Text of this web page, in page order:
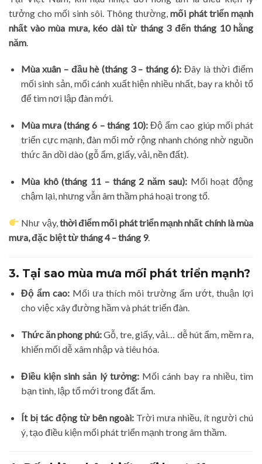
tưởng cho mối sinh sôi. Thông thường,mối phát triển mạnh
nhất vào mùa mưa, kéo dài từ tháng 3 đến tháng 10 hằng
năm
Mùa xuân – đầu hè (tháng 3 – tháng 6): Đây là thời điểm
mối sinh sản, mối cánh xuất hiện nhiều nhất, bay ra khỏi tổ
để tìm nơi lập đàn mới.
Mùa mưa (tháng 6 – tháng 10):Độ ẩm cao giúp mối phát
triển cực mạnh, đàn mối mở rộng nhanh chóng nhờ nguồn
thức ăn dồi dào (gỗ ẩm, giấy, vải, nền đất).
Mùa khô (tháng 11 – tháng 2 năm sau):Mối hoạt động
chậm lại, nhưng vẫn âm thầm phá hoại trong tổ.
Như vậy, thời điểm mối phát triển mạnh nhất chính là mùa
mưa, đặc biệt từ tháng 4 – tháng 9.
3. Tại sao mùa mưa mối phát triển mạnh?
Độ ẩm cao:Mối ưa thích môi trường ẩm ướt, thuận lợi
cho việc xây đường hầm và phát triển đàn.
Thức ăn phong phú:Gỗ, tre, giấy, vải… dễ hút ẩm, mềm ra,
khiến mối dễ xâm nhập và tiêu hóa.
Điều kiện sinh sản lý tưởng:Mối cánh bay ra nhiều, tìm
bạn tình, lập tổ mới trong đất ẩm.
Ít bị tác động từ bên ngoài: Trời mưa nhiều, ít người chú
ý, tạo điều kiện mối phát triển mạnh trong âm thầm.